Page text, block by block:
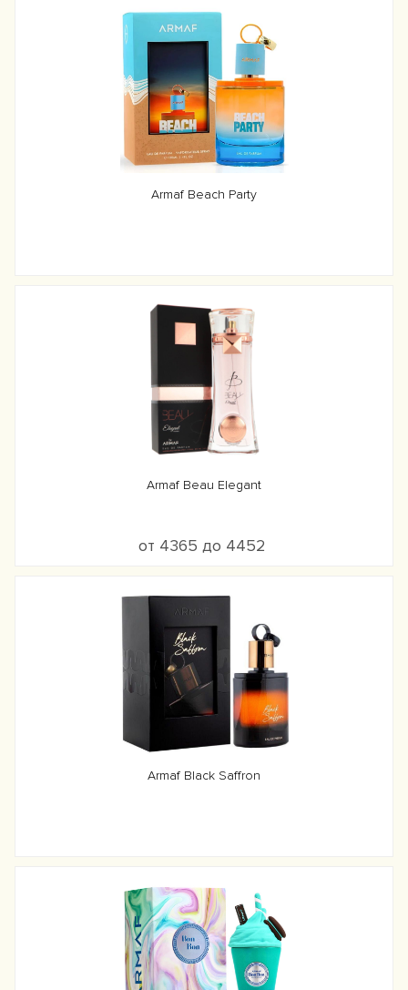
Armaf Beach Party
Armaf Beau Elegant
от 4365 до 4452
Armaf Black Saffron